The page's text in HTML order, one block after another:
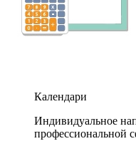
Календари
Индивидуальное
профессиональной